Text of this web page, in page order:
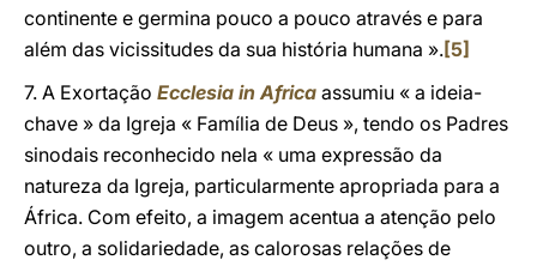
continente e germina pouco a pouco através e para
além das vicissitudes da sua história humana ».[5]
7. A Exortação Ecclesia in Africa assumiu « a ideia-
chave » da Igreja « Família de Deus », tendo os Padres
sinodais reconhecido nela « uma expressão da
natureza da Igreja, particularmente apropriada para a
África. Com efeito, a imagem acentua a atenção pelo
outro, a solidariedade, as calorosas relações de